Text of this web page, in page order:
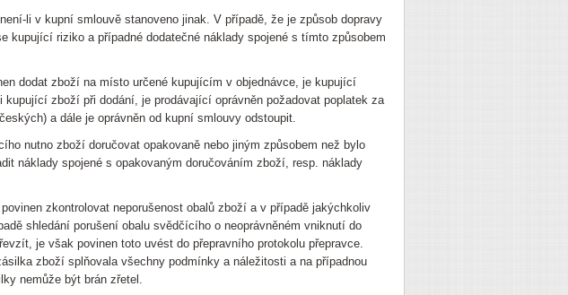
li v kupní smlouvě stanoveno jinak. V případě, že je způsob dopravy
kupující riziko a případné dodatečné náklady spojené s tímto způsobem
dodat zboží na místo určené kupujícím v objednávce, je kupující
zboží při dodání, je prodávající oprávněn požadovat poplatek za
a dále je oprávněn od kupní smlouvy odstoupit.
nutno zboží doručovat opakovaně nebo jiným způsobem než bylo
náklady spojené s opakovaným doručováním zboží, resp. náklady
zkontrolovat neporušenost obalů zboží a v případě jakýchkoliv
shledání porušení obalu svědčícího o neoprávněném vniknutí do
je však povinen toto uvést do přepravního protokolu přepravce.
zboží splňovala všechny podmínky a náležitosti a na případnou
nemůže být brán zřetel.